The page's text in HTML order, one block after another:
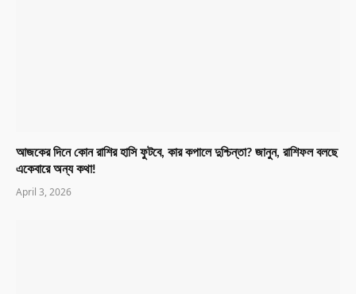
আজকের দিনে কোন রাশির হাসি ফুটবে, কার কপালে দুশ্চিন্তা? জানুন, রাশিফল বলছে
একেবারে অন্য কথা!
April 3, 2026